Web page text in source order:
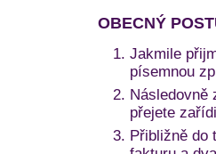
OBECNÝ
Jakmile
písemnou
Následovně
přejete
Přibližně do